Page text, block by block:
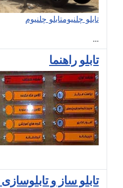
تابلو چلنیومتابلو چلنیوم
...
تابلو راهنما
تابلو ساز و